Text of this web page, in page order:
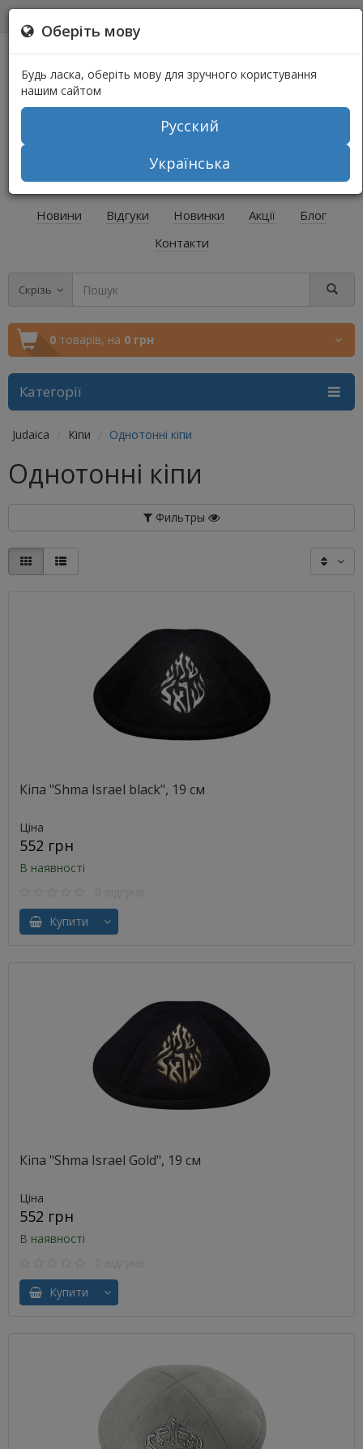
+38 (067) 541-64-04
+38 (073) 541-64-04
Новини Відгуки Новинки Акції
Блог
Контакти
Скрізь
0 товарів, на 0 грн
Категорії
Оберіть мову
Будь ласка, оберіть мову для зручного користування
нашим сайтом
Русский
Українська
Judaica Кіпи Однотонні кіпи
Однотонні кіпи
Фильтры
Кіпа "Shma Israel black", 19 см
Ціна
552 грн
В наявності
Купити
Кіпа "Shma Israel Gold", 19 см
Ціна
552 грн
В наявності
Купити